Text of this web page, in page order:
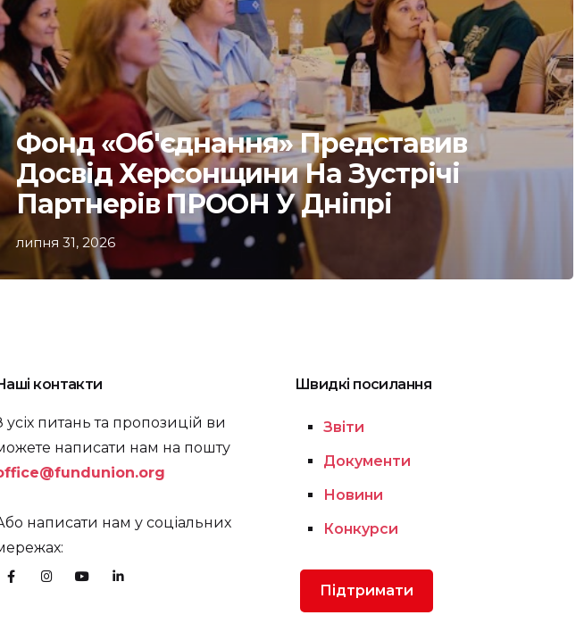
Фонд «Об'єднання» Представив
Досвід Херсонщини На Зустрічі
Партнерів ПРООН У Дніпрі
липня 31, 2026
контакти
усіх питань та пропозицій ви
написати нам на пошту
написати нам у соціальних
Швидкі посилання
Звіти
Документи
Новини
Конкурси
Підтримати